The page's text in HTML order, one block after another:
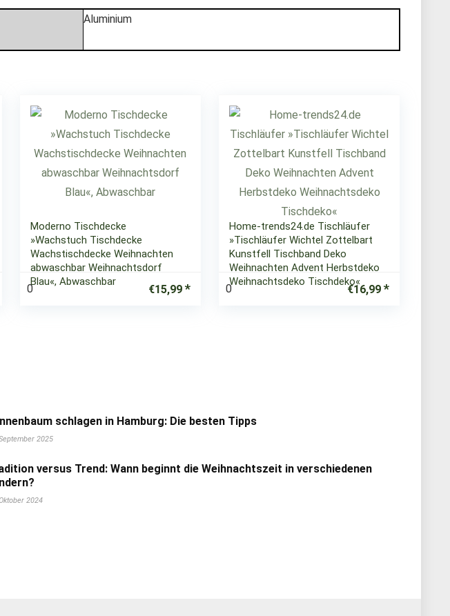
Aluminium
Moderno Tischdecke
»Wachstuch Tischdecke
Wachstischdecke Weihnachten
abwaschbar Weihnachtsdorf
Blau«, Abwaschbar
0 €15,99
Home-trends24.de Tischläufer
»Tischläufer Wichtel Zottelbart
Kunstfell Tischband Deko
Weihnachten Advent Herbstdeko
Weihnachtsdeko Tischdeko«
0 €16,99
schlagen in Hamburg: Die besten Tipps
2025
versus Trend: Wann beginnt die Weihnachtszeit in verschiedenen
2024